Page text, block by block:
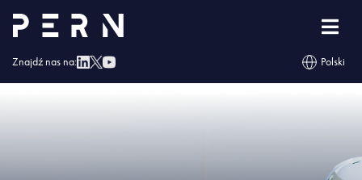
Znajdź nas na: Polski
Strona główna »Bezpieczeństwo energetyczne musi kosztować